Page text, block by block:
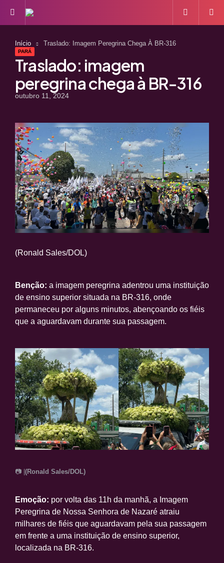
Menu
PARÁ
Traslado: imagem
peregrina chega à BR-316
outubro 11, 2024
Início Traslado: Imagem Peregrina Chega À BR-316
(Ronald Sales/DOL)
Benção: a imagem peregrina adentrou uma instituição
de ensino superior situada na BR-316, onde
permaneceu por alguns minutos, abençoando os fiéis
que a aguardavam durante sua passagem.
📷 | (Ronald Sales/DOL)
Emoção: por volta das 11h da manhã, a Imagem
Peregrina de Nossa Senhora de Nazaré atraiu
milhares de fiéis que aguardavam pela sua passagem
em frente a uma instituição de ensino superior,
localizada na BR-316.